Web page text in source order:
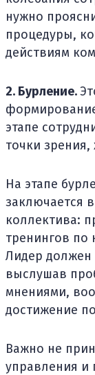
нужно
процедуры,
действиям
2. Бурление.
этапе
точки
На этапе
заключается
коллектива:
тренингов по
Лидер должен
выслушав
мнениями,
достижение
Важно не
управления и